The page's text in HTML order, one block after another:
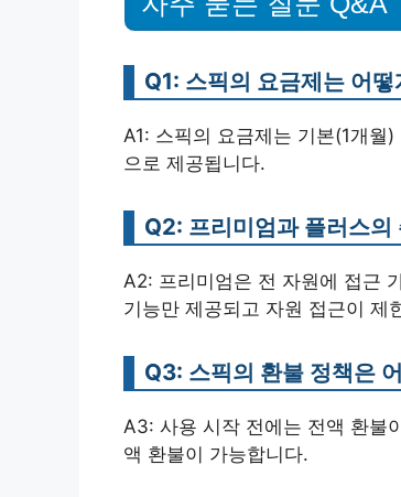
Q1: 스픽의 요금제는 어
A1: 스픽의 요금제는 기본(1개
으로 제공됩니다.
Q2: 프리미엄과 플러스
A2: 프리미엄은 전 자원에 접근
기능만 제공되고 자원 접근이 제
Q3: 스픽의 환불 정책은
A3: 사용 시작 전에는 전액 환불
액 환불이 가능합니다.